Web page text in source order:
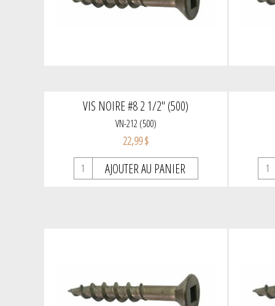
VIS NOIRE #8 2 1/2" (500)
VN-212 (500)
22,99 $
AJOUTER AU PANIER